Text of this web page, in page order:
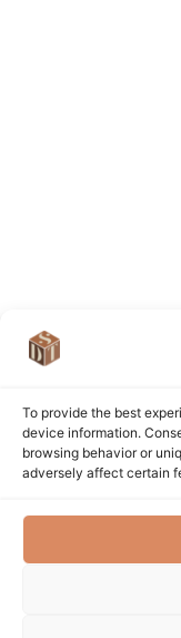
To provide the best
device information.
browsing behavior or
adversely affect certain